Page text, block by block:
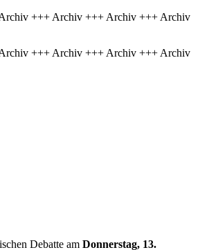
+++ Archiv +++ Archiv +++ Archiv
+++ Archiv +++ Archiv +++ Archiv
Debatte am Donnerstag, 13.